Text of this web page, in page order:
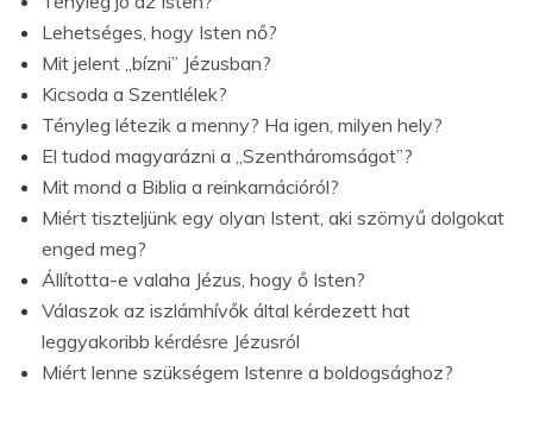
Lehetséges, hogy Isten nő?
Mit jelent „bízni” Jézusban?
Kicsoda a Szentlélek?
Tényleg létezik a menny? Ha igen, milyen hely?
El tudod magyarázni a „Szentháromságot”?
Mit mond a Biblia a reinkarnációról?
Miért tiszteljünk egy olyan Istent, aki szörnyű dolgokat
enged meg?
Állította-e valaha Jézus, hogy ő Isten?
Válaszok az iszlámhívők által kérdezett hat
leggyakoribb kérdésre Jézusról
Miért lenne szükségem Istenre a boldogsághoz?